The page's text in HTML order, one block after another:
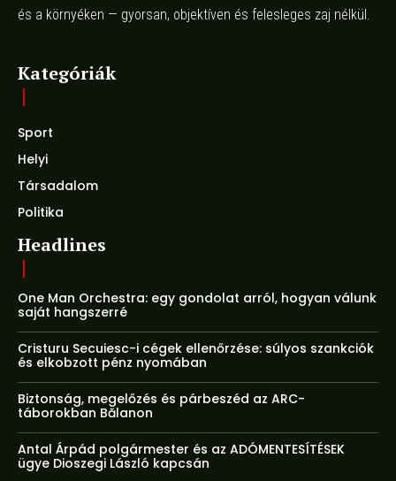
és a környéken — gyorsan, objektíven és felesleges zaj nélkül.
Kategóriák
Sport
Helyi
Társadalom
Politika
Headlines
One Man Orchestra: egy gondolat arról, hogyan válunk
saját hangszerré
Cristuru Secuiesc-i cégek ellenőrzése: súlyos szankciók
és elkobzott pénz nyomában
Biztonság, megelőzés és párbeszéd az ARC-
táborokban Bălanon
Antal Árpád polgármester és az ADÓMENTESÍTÉSEK
ügye Dioszegi László kapcsán